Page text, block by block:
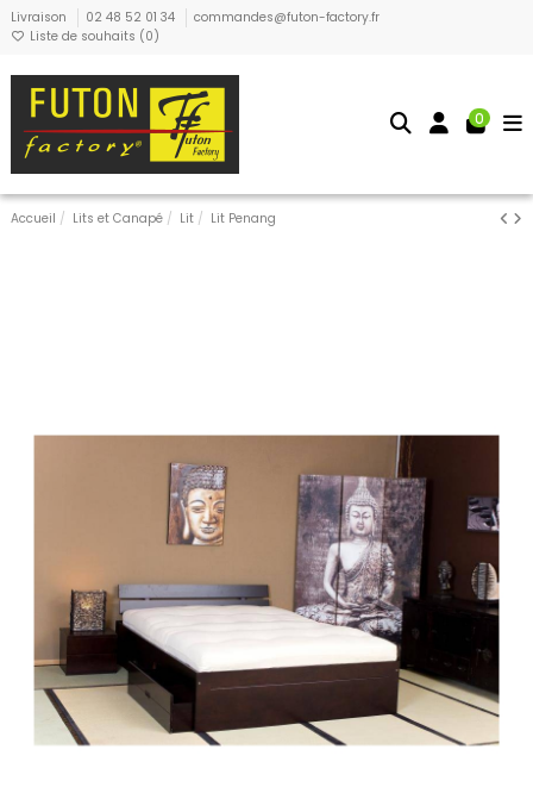
Livraison 02 48 52 01 34
commandes@futon-factory.fr
Liste de souhaits (0)
0
Accueil Lits et Canapé Lit Lit Penang